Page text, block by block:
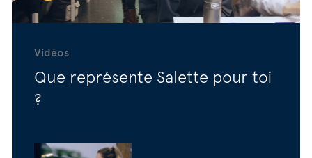
Vidéos
Que représente Salette pour toi
?